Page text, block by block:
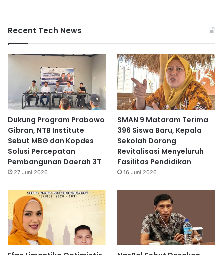
Recent Tech News
Dukung Program Prabowo
Gibran, NTB Institute
Sebut MBG dan Kopdes
Solusi Percepatan
Pembangunan Daerah 3T
27 Juni 2026
SMAN 9 Mataram Terima
396 Siswa Baru, Kepala
Sekolah Dorong
Revitalisasi Menyeluruh
Fasilitas Pendidikan
16 Juni 2026